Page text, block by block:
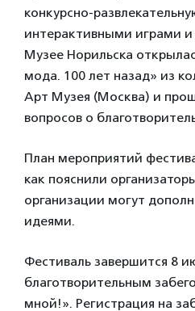
конкурсно-
интерактивными играми
Музее Норильска
мода. 100 лет назад» из
Арт Музея (Москва) и
вопросов о
План мероприятий
как пояснили
организации могут
идеями.
Фестиваль завершится 8
благотворительным
мной!». Регистрация на